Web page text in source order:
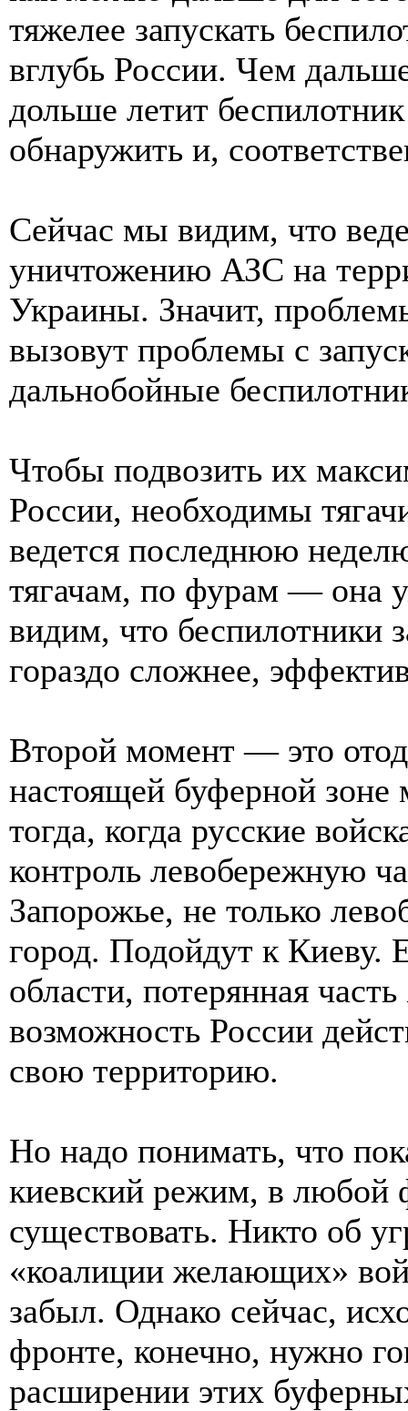
тяжелее запускать
вглубь России. Чем
дольше летит
обнаружить и,
Сейчас мы видим, что
уничтожению АЗС на
Украины. Значит,
вызовут проблемы с
дальнобойные
Чтобы подвозить их
России, необходимы
ведется последнюю
тягачам, по фурам — она
видим, что беспилотники
гораздо сложнее,
Второй момент — это
настоящей буферной зоне
тогда, когда русские
контроль левобережную
Запорожье, не только
город. Подойдут к Киеву.
области, потерянная
возможность России
свою территорию.
Но надо понимать, что
киевский режим, в любой
существовать. Никто об
«коалиции желающих»
забыл. Однако сейчас,
фронте, конечно, нужно
расширении этих